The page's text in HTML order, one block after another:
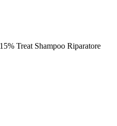
Treat Shampoo Riparatore